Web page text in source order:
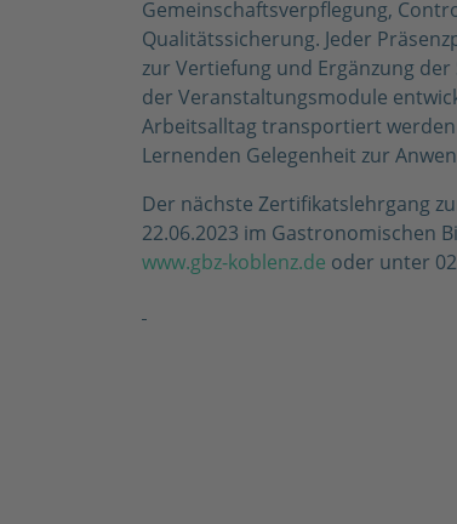
Gemeinschaftsverpflegung,
Qualitätssicherung. Jeder
zur Vertiefung und Ergänzung
der Veranstaltungsmodule
Arbeitsalltag transportiert
Lernenden Gelegenheit zur
Der nächste Zertifikatslehrgang
22.06.2023 im Gastronomischen
www.gbz-koblenz.de oder unter